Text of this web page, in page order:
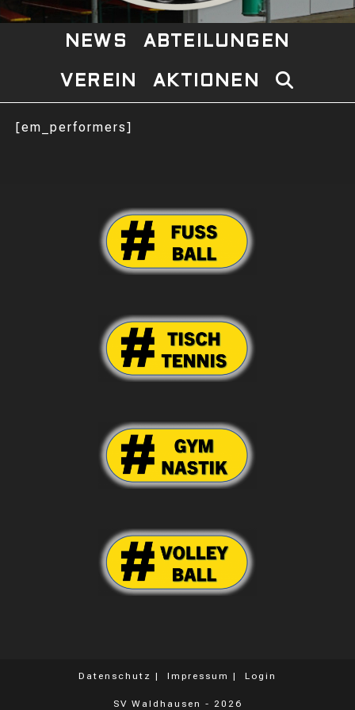
NEWS ABTEILUNGEN
VEREIN AKTIONEN WEBSITE-
[em_performers]
Datenschutz Impressum Login
SV Waldhausen - 2026